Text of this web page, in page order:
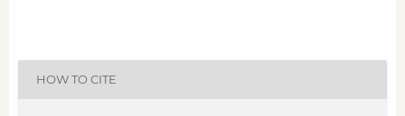
HOW TO CITE